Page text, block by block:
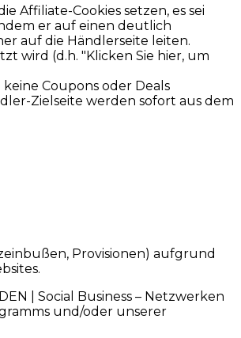
Affiliate-Cookies setzen, es sei
er auf einen deutlich
auf die Händlerseite leiten.
wird (d.h. "Klicken Sie hier, um
Coupons oder Deals
Zielseite werden sofort aus dem
Provisionen) aufgrund
| Social Business – Netzwerken
und/oder unserer